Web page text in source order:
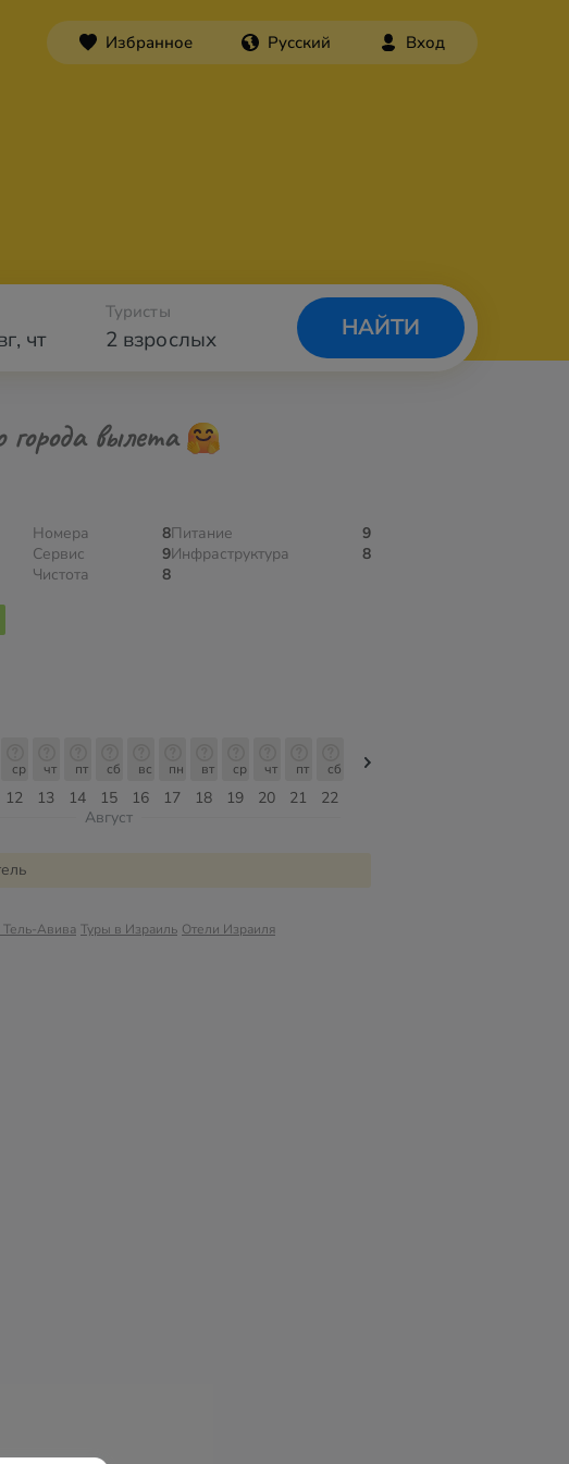
Избранное Русский Вход
, чт 2 взрослых
Туристы
НАЙТИ
города вылета
Номера
8
Сервис
9
Чистота
8
Питание
9
Инфраструктура
8
12
ср
13
чт
14
пт
15
сб
16
вс
17
пн
18
вт
19
ср
20
чт
21
пт
22
сб
Август
Тель-Авива Туры в Израиль Отели Израиля